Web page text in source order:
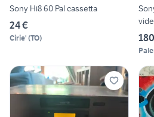
Sony Hi8 60 Pal cassetta
24 €
Cirie' (TO)